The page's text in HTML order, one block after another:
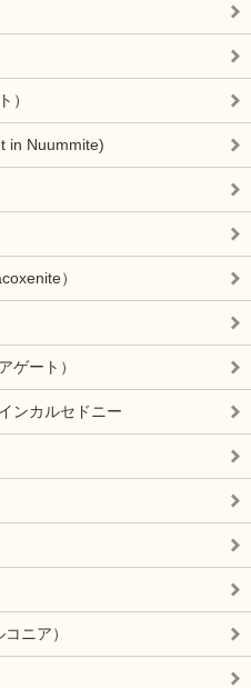
）
in Nuummite)
）
ゲート）
ンカルセドニー
ニア）